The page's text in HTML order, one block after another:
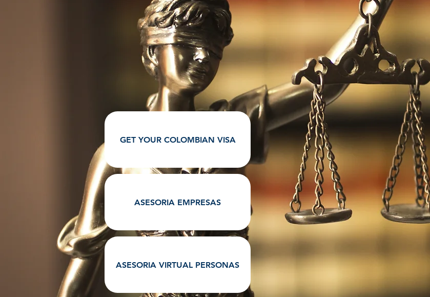
Especialistas Nacionales e
Internacionales en Obtención de
Visa Colombiana, y Derecho y
Contabilidad para Empresas y
Personas.
GET YOUR COLOMBIAN VISA
ASESORIA EMPRESAS
ASESORIA VIRTUAL PERSONAS